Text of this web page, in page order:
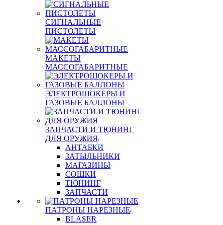
СИГНАЛЬНЫЕ
ПИСТОЛЕТЫ
МАКЕТЫ
МАССОГАБАРИТНЫЕ
ЭЛЕКТРОШОКЕРЫ И
ГАЗОВЫЕ БАЛЛОНЫ
ЗАПЧАСТИ И ТЮНИНГ
ДЛЯ ОРУЖИЯ
АНТАБКИ
ЗАТЫЛЬНИКИ
МАГАЗИНЫ
СОШКИ
ТЮНИНГ
ЗАПЧАСТИ
ПАТРОНЫ НАРЕЗНЫЕ
BLASER